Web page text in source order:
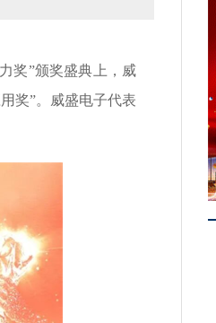
奖”颁奖盛典上，威
奖”。威盛电子代表